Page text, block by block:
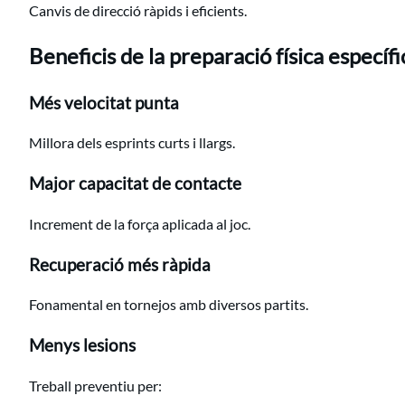
Canvis de direcció ràpids i eficients.
Beneficis de la preparació física
Més velocitat punta
Millora dels esprints curts i llargs.
Major capacitat de contacte
Increment de la força aplicada al joc.
Recuperació més ràpida
Fonamental en tornejos amb diversos partits.
Menys lesions
Treball preventiu per: